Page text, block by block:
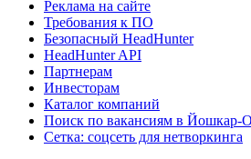
Реклама на сайте
Требования к ПО
Безопасный HeadHunter
HeadHunter API
Партнерам
Инвесторам
Каталог компаний
Поиск по вакансиям в Йошкар-
Сетка: соцсеть для нетворкинга